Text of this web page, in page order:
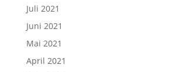
Juli 2021
Juni 2021
Mai 2021
April 2021